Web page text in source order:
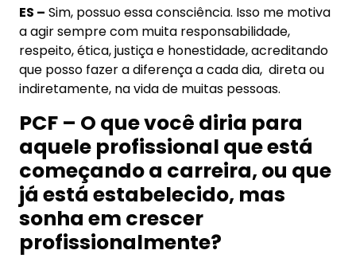
ES – Sim, possuo essa consciência. Isso me motiva
a agir sempre com muita responsabilidade,
respeito, ética, justiça e honestidade, acreditando
que posso fazer a diferença a cada dia, direta ou
indiretamente, na vida de muitas pessoas.
PCF – O que você diria para
aquele profissional que está
começando a carreira, ou que
já está estabelecido, mas
sonha em crescer
profissionalmente?